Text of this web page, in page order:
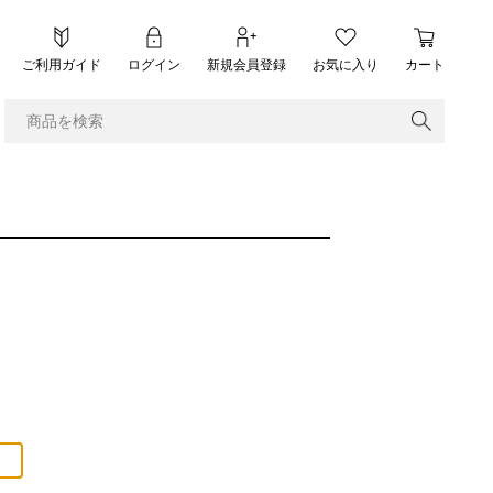
ご利用ガイド ログイン 新規会員登録 お気に入り カート